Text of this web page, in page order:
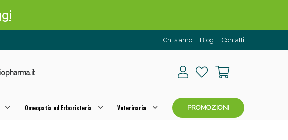
Chi siamo Blog Contatti
Omeopatia ed Erboristeria Veterinaria PROMOZIONI